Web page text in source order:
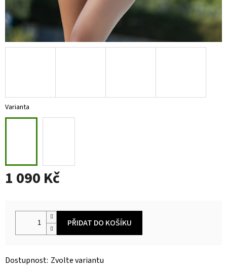
1 090 Kč
Zvolte variantu
Varianta
PŘIDAT DO KOŠÍKU